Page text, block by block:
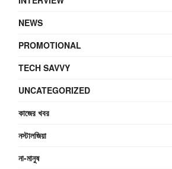
NEWS
PROMOTIONAL
TECH SAVVY
UNCATEGORIZED
কাজের খবর
নস্টালজিয়া
না-মানুষ